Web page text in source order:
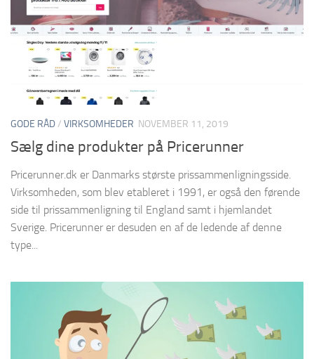
GODE RÅD/ VIRKSOMHEDER NOVEMBER 11, 2019
Sælg dine produkter på Pricerunner
Pricerunner.dk er Danmarks største prissammenligningsside.
Virksomheden, som blev etableret i 1991, er også den førende
side til prissammenligning til England samt i hjemlandet
Sverige. Pricerunner er desuden en af de ledende af denne
type...